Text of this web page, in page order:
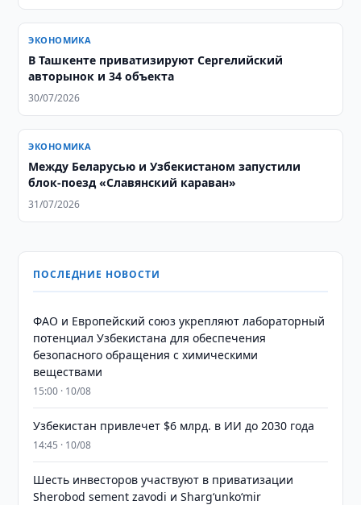
ЭКОНОМИКА
В Ташкенте приватизируют Сергелийский
авторынок и 34 объекта
30/07/2026
ЭКОНОМИКА
Между Беларусью и Узбекистаном запустили
блок-поезд «Славянский караван»
31/07/2026
ПОСЛЕДНИЕ НОВОСТИ
ФАО и Европейский союз укрепляют лабораторный
потенциал Узбекистана для обеспечения
безопасного обращения с химическими
веществами
15:00 · 10/08
Узбекистан привлечет $6 млрд. в ИИ до 2030 года
14:45 · 10/08
Шесть инвесторов участвуют в приватизации
Sherobod sement zavodi и Shargʻunkoʻmir